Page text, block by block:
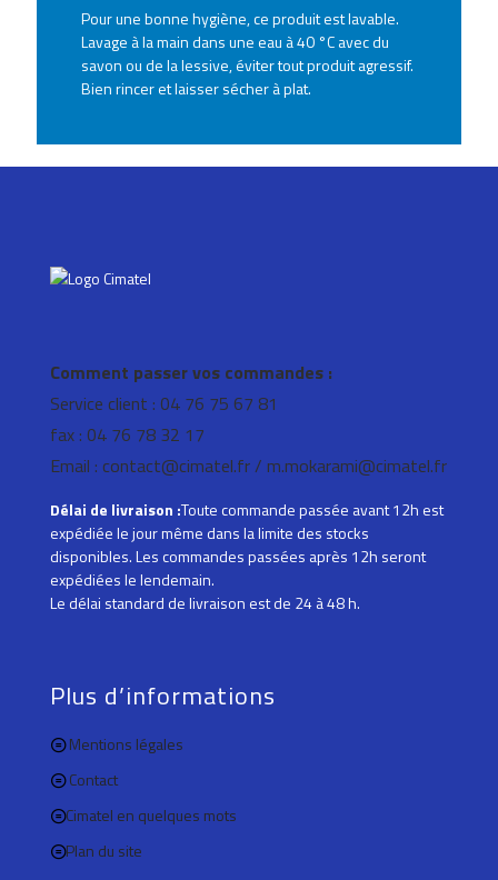
Pour une bonne hygiène, ce produit est lavable.
Lavage à la main dans une eau à 40 °C avec du
savon ou de la lessive, éviter tout produit agressif.
Bien rincer et laisser sécher à plat.
Comment passer vos commandes :
Service client : 04 76 75 67 81
fax : 04 76 78 32 17
Email : contact@cimatel.fr / m.mokarami@cimatel.fr
Délai de livraison :Toute commande passée avant 12h est
expédiée le jour même dans la limite des stocks
disponibles. Les commandes passées après 12h seront
expédiées le lendemain.
Le délai standard de livraison est de 24 à 48 h.
Plus d’informations
Mentions légales
Contact
Cimatel en quelques mots
Plan du site